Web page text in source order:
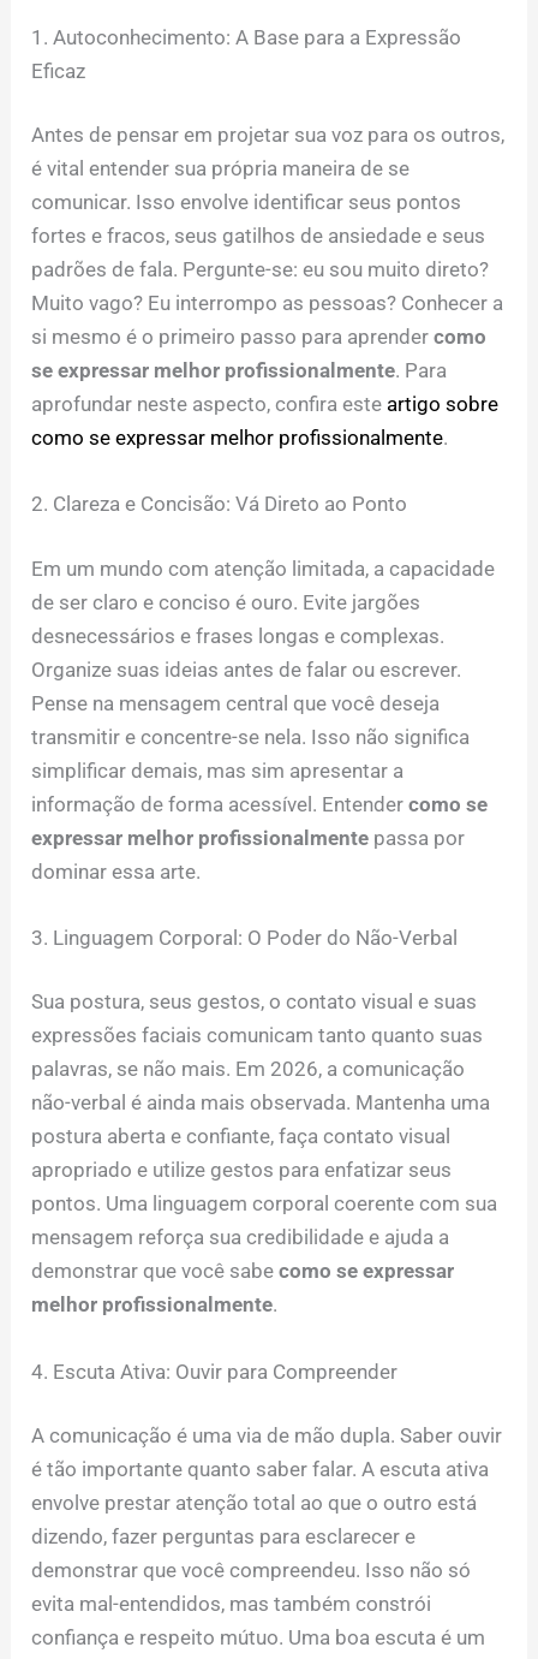
1. Autoconhecimento: A Base para a Expressão
Eficaz
Antes de pensar em projetar sua voz para os outros,
é vital entender sua própria maneira de se
comunicar. Isso envolve identificar seus pontos
fortes e fracos, seus gatilhos de ansiedade e seus
padrões de fala. Pergunte-se: eu sou muito direto?
Muito vago? Eu interrompo as pessoas? Conhecer a
si mesmo é o primeiro passo para aprendercomo
se expressar melhor profissionalmente. Para
aprofundar neste aspecto, confira este artigo sobre
como se expressar melhor profissionalmente.
2. Clareza e Concisão: Vá Direto ao Ponto
Em um mundo com atenção limitada, a capacidade
de ser claro e conciso é ouro. Evite jargões
desnecessários e frases longas e complexas.
Organize suas ideias antes de falar ou escrever.
Pense na mensagem central que você deseja
transmitir e concentre-se nela. Isso não significa
simplificar demais, mas sim apresentar a
informação de forma acessível. Entendercomo se
expressar melhor profissionalmente passa por
dominar essa arte.
3. Linguagem Corporal: O Poder do Não-Verbal
Sua postura, seus gestos, o contato visual e suas
expressões faciais comunicam tanto quanto suas
palavras, se não mais. Em 2026, a comunicação
não-verbal é ainda mais observada. Mantenha uma
postura aberta e confiante, faça contato visual
apropriado e utilize gestos para enfatizar seus
pontos. Uma linguagem corporal coerente com sua
mensagem reforça sua credibilidade e ajuda a
demonstrar que você sabecomo se expressar
melhor profissionalmente.
4. Escuta Ativa: Ouvir para Compreender
A comunicação é uma via de mão dupla. Saber ouvir
é tão importante quanto saber falar. A escuta ativa
envolve prestar atenção total ao que o outro está
dizendo, fazer perguntas para esclarecer e
demonstrar que você compreendeu. Isso não só
evita mal-entendidos, mas também constrói
confiança e respeito mútuo. Uma boa escuta é um